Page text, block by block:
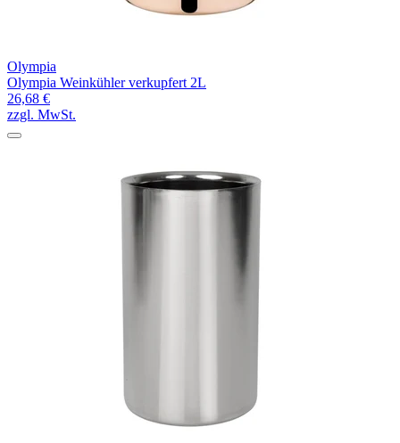
Olympia
Olympia Weinkühler verkupfert 2L
26,68 €
zzgl. MwSt.